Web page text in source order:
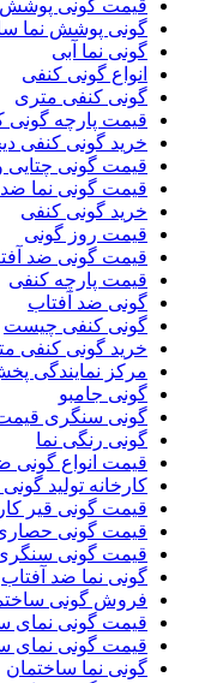
قیمت گونی پوشش
گونی پوشش نما
گونی نما آبی
انواع گونی کنفی
گونی کنفی متری
قیمت پارچه گونی
خرید گونی کنفی
قیمت گونی چتایی
قیمت گونی نما ضد
خرید گونی کنفی
قیمت روز گونی
قیمت گونی ضد
قیمت پارچه کنفی
گونی ضد آفتاب
گونی کنفی چیست
خرید گونی کنفی
مرکز نمایندگی
گونی جامبو
گونی سنگری
گونی رنگی نما
قیمت انواع گونی
کارخانه تولید
قیمت گونی قیر
قیمت گونی
قیمت گونی
گونی نما ضد آفتاب
فروش گونی
قیمت گونی نمای
قیمت گونی نمای
گونی نما ساختمان